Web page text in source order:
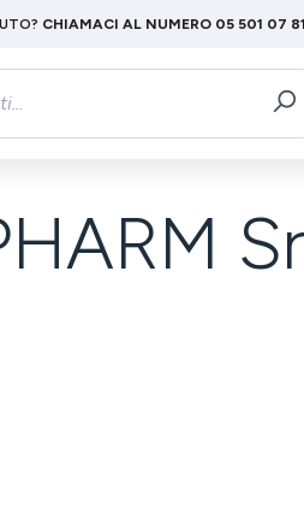
CHIAMACI AL NUMERO 05 501 07